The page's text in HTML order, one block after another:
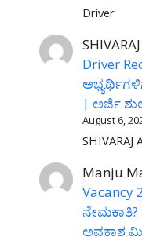
Driver
Driver
| ಅರ್ಜಿ
August 6,
SHIVARAJ
Manju
Vacancy
ಅವಕಾಶ